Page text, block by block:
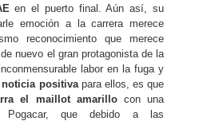
en el puerto final. Aún así, su
emoción a la carrera merece
reconocimiento que merece
nuevo el gran protagonista de la
labor en la fuga y
noticia positivapara ellos, es que
el maillot amarillocon una
Pogacar, que debido a las